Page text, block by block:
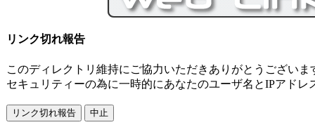
リンク切れ報告
このディレクトリ維持にご協力いただきありがとうございま
セキュリティーの為に一時的にあなたのユーザ名とIPアドレ